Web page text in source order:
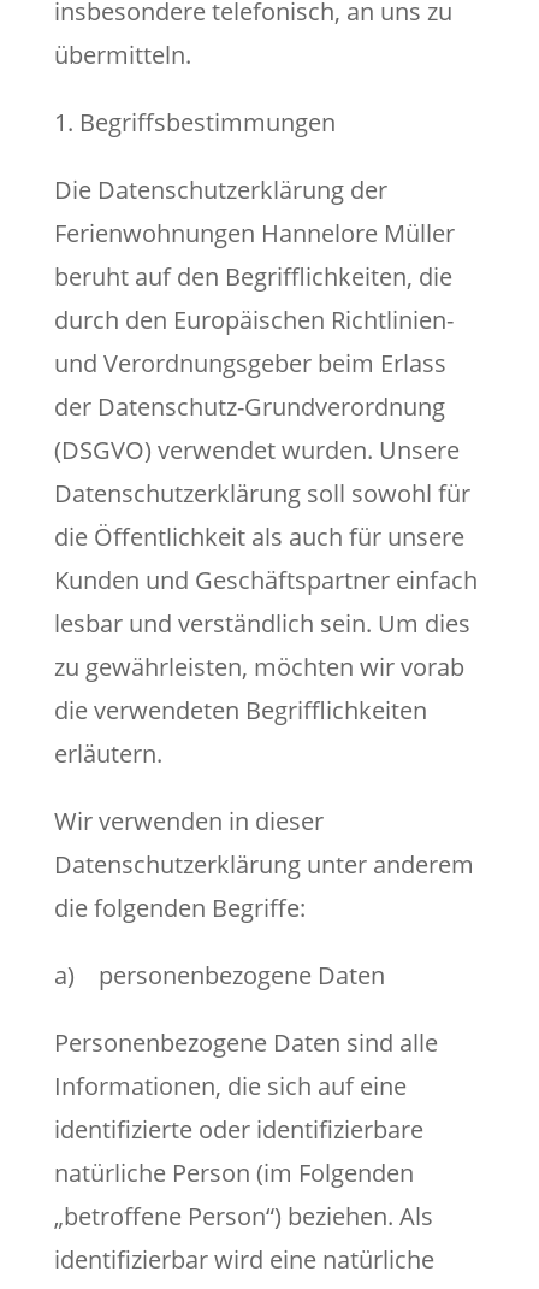
insbesondere telefonisch, an uns zu
übermitteln.
1. Begriffsbestimmungen
Die Datenschutzerklärung der
Ferienwohnungen Hannelore Müller
beruht auf den Begrifflichkeiten, die
durch den Europäischen Richtlinien-
und Verordnungsgeber beim Erlass
der Datenschutz-Grundverordnung
(DSGVO) verwendet wurden. Unsere
Datenschutzerklärung soll sowohl für
die Öffentlichkeit als auch für unsere
Kunden und Geschäftspartner einfach
lesbar und verständlich sein. Um dies
zu gewährleisten, möchten wir vorab
die verwendeten Begrifflichkeiten
erläutern.
Wir verwenden in dieser
Datenschutzerklärung unter anderem
die folgenden Begriffe:
a) personenbezogene Daten
Personenbezogene Daten sind alle
Informationen, die sich auf eine
identifizierte oder identifizierbare
natürliche Person (im Folgenden
„betroffene Person“) beziehen. Als
identifizierbar wird eine natürliche